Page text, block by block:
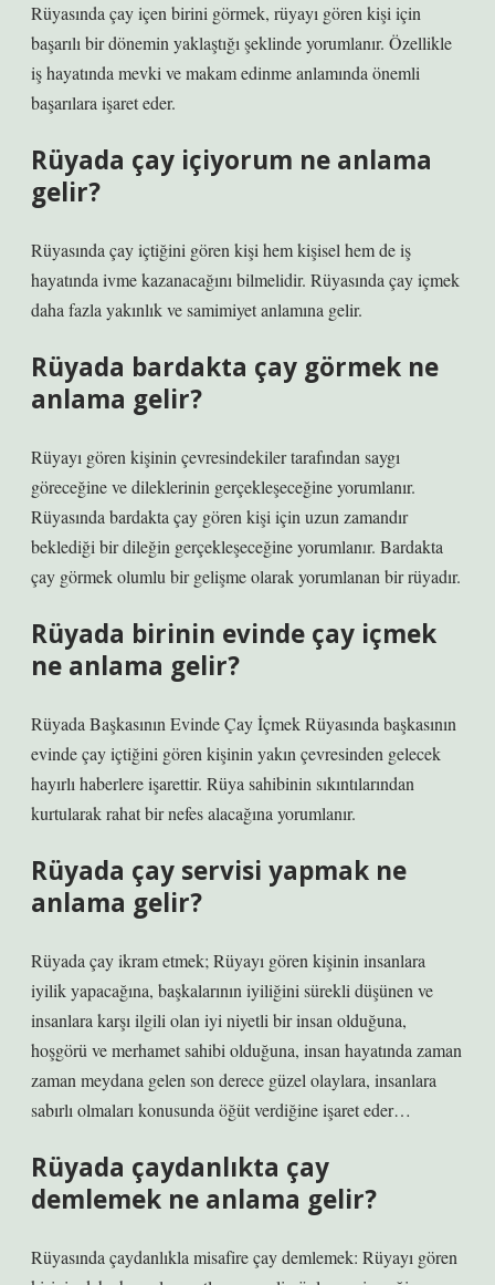
Rüyasında çay içen birini görmek, rüyayı gören kişi için
başarılı bir dönemin yaklaştığı şeklinde yorumlanır. Özellikle
iş hayatında mevki ve makam edinme anlamında önemli
başarılara işaret eder.
Rüyada çay içiyorum ne anlama
gelir?
Rüyasında çay içtiğini gören kişi hem kişisel hem de iş
hayatında ivme kazanacağını bilmelidir. Rüyasında çay içmek
daha fazla yakınlık ve samimiyet anlamına gelir.
Rüyada bardakta çay görmek ne
anlama gelir?
Rüyayı gören kişinin çevresindekiler tarafından saygı
göreceğine ve dileklerinin gerçekleşeceğine yorumlanır.
Rüyasında bardakta çay gören kişi için uzun zamandır
beklediği bir dileğin gerçekleşeceğine yorumlanır. Bardakta
çay görmek olumlu bir gelişme olarak yorumlanan bir rüyadır.
Rüyada birinin evinde çay içmek
ne anlama gelir?
Rüyada Başkasının Evinde Çay İçmek Rüyasında başkasının
evinde çay içtiğini gören kişinin yakın çevresinden gelecek
hayırlı haberlere işarettir. Rüya sahibinin sıkıntılarından
kurtularak rahat bir nefes alacağına yorumlanır.
Rüyada çay servisi yapmak ne
anlama gelir?
Rüyada çay ikram etmek; Rüyayı gören kişinin insanlara
iyilik yapacağına, başkalarının iyiliğini sürekli düşünen ve
insanlara karşı ilgili olan iyi niyetli bir insan olduğuna,
hoşgörü ve merhamet sahibi olduğuna, insan hayatında zaman
zaman meydana gelen son derece güzel olaylara, insanlara
sabırlı olmaları konusunda öğüt verdiğine işaret eder…
Rüyada çaydanlıkta çay
demlemek ne anlama gelir?
Rüyasında çaydanlıkla misafire çay demlemek: Rüyayı gören